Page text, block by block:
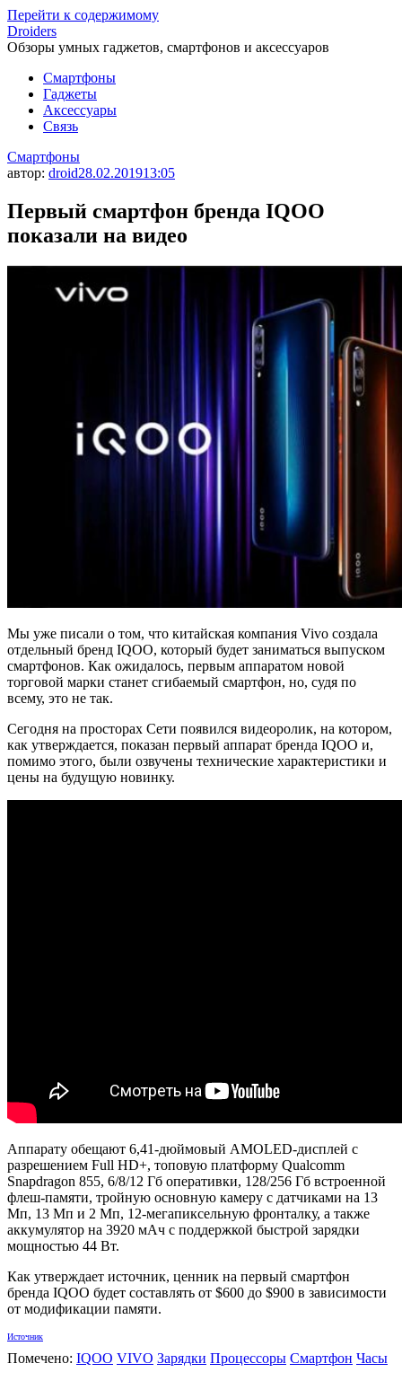
Перейти к содержимому
Droiders
Обзоры умных гаджетов, смартфонов и аксессуаров
Смартфоны
Гаджеты
Аксессуары
Связь
Смартфоны
автор: droid28.02.201913:05
Первый смартфон бренда IQOO
показали на видео
Мы уже писали о том, что китайская компания Vivo создала
отдельный бренд IQOO, который будет заниматься выпуском
смартфонов. Как ожидалось, первым аппаратом новой
торговой марки станет сгибаемый смартфон, но, судя по
всему, это не так.
Сегодня на просторах Сети появился видеоролик, на котором,
как утверждается, показан первый аппарат бренда IQOO и,
помимо этого, были озвучены технические характеристики и
цены на будущую новинку.
Аппарату обещают 6,41-дюймовый AMOLED-дисплей с
разрешением Full HD+, топовую платформу Qualcomm
Snapdragon 855, 6/8/12 Гб оперативки, 128/256 Гб встроенной
флеш-памяти, тройную основную камеру с датчиками на 13
Мп, 13 Мп и 2 Мп, 12-мегапиксельную фронталку, а также
аккумулятор на 3920 мАч с поддержкой быстрой зарядки
мощностью 44 Вт.
Как утверждает источник, ценник на первый смартфон
бренда IQOO будет составлять от $600 до $900 в зависимости
от модификации памяти.
Источник
Помечено: IQOO VIVO Зарядки Процессоры Смартфон Часы